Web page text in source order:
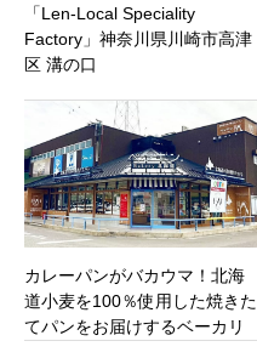
「Len-Local Speciality
Factory」神奈川県川崎市高津
区 溝の口
カレーパンがバカウマ！北海
道小麦を100％使用した焼きた
てパンをお届けするベーカリ